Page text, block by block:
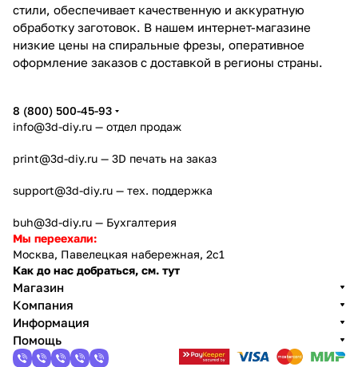
стили, обеспечивает качественную и аккуратную
обработку заготовок. В нашем интернет-магазине
низкие цены на спиральные фрезы, оперативное
оформление заказов с доставкой в регионы страны.
8 (800) 500-45-93
info@3d-diy.ru — отдел продаж
print@3d-diy.ru — 3D печать на заказ
support@3d-diy.ru — тех. поддержка
buh@3d-diy.ru — Бухгалтерия
Мы переехали:
Москва, Павелецкая набережная, 2с1
Как до нас добраться, см. тут
Магазин
Компания
Информация
Помощь